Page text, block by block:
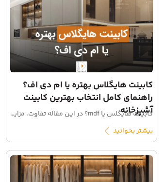
کابینت هایگلاس بهتره یا ام دی اف؟
راهنمای کامل انتخاب بهترین کابینت
آشپزخانه
کابینت هایگلس یا mdf؟ در این مقاله تفاوت، مزایا، معایب، قیمت، دوام و زیبایی هر دو را بررسی کرده‌ایم تا بهترین انتخاب را برای خرید کابینت آشپزخانه، سفارش کابینت و حتی خرید اقساطی کابینت داشته باشید.
بیشتر بخوانید